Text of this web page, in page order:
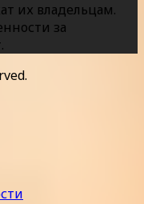
их владельцам.
за